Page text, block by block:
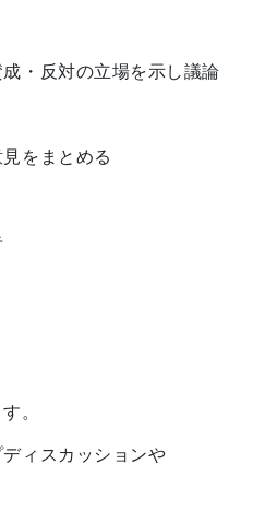
・反対の立場を示し議論
をまとめる
。
ィスカッションや